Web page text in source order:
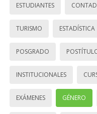
ESTUDIANTES
TURISMO ESTADÍSTICA
POSGRADO
INSTITUCIONALES
EXÁMENES GÉNERO